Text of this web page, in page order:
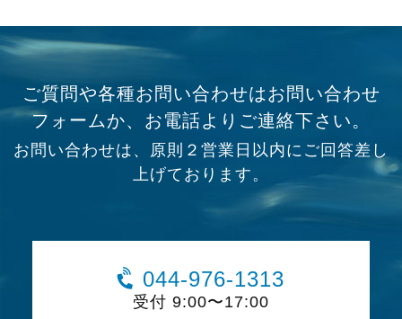
ご質問や各種お問い合わせはお問い合わせ
フォームか、お電話よりご連絡下さい。
お問い合わせは、原則２営業日以内にご回答差し
上げております。
044-976-1313
受付 9:00〜17:00